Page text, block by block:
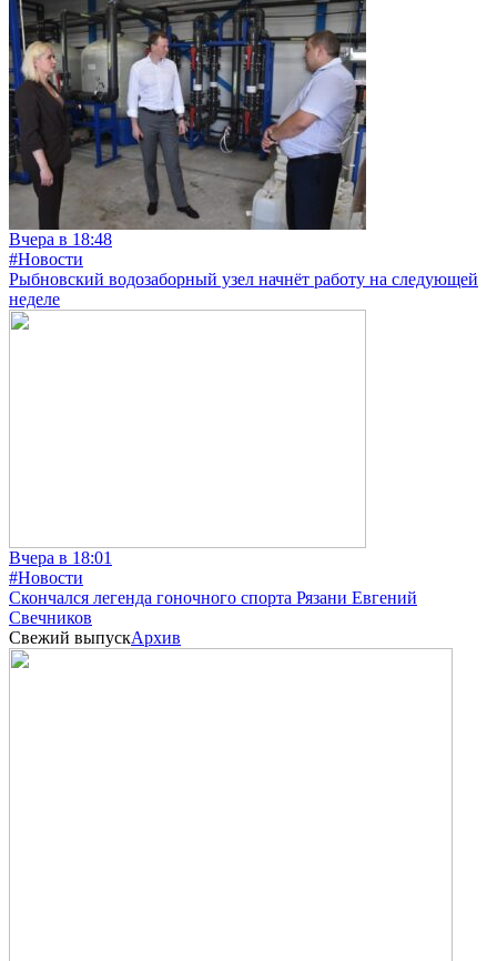
Вчера в 18:48
#Новости
Рыбновский водозаборный узел начнёт работу на следующей
неделе
Вчера в 18:01
#Новости
Скончался легенда гоночного спорта Рязани Евгений
Свечников
Свежий выпускАрхив